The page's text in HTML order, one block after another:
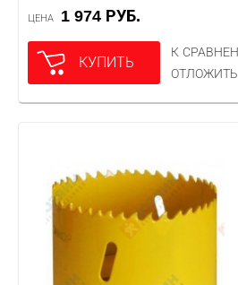
ЦЕНА 1 974 РУБ.
КУПИТЬ
К
ОТЛОЖИТЬ